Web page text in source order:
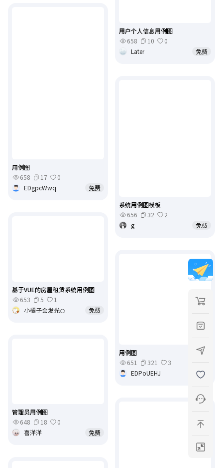
用户个人信息用例图
658
10
0
Later
免费
用例图
658
17
0
EDgpcWwq
免费
系统用例图模板
656
32
2
g
免费
基于VUE的房屋租赁系统用例图
653
5
1
小橘子会发光🍊
免费
用例图
651
321
3
EDPoUEHJ
免费
管理员用例图
648
18
0
喜洋洋
免费